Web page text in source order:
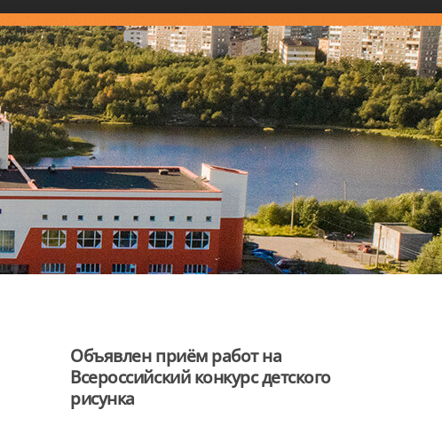
Объявлен приём работ на
Всероссийский конкурс детского
рисунка